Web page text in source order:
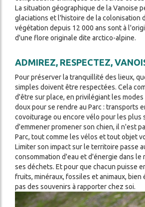
La situation géographique de la Vanoise
glaciations et l'histoire de la colonisation
végétation depuis 12 000 ans sont à
d'une flore originale dite arctico-alpine.
ADMIREZ, RESPECTEZ,
Pour préserver la tranquillité des lieux,
simples doivent être respectées. Cela
d'être sur place, en privilégiant les
doux pour se rendre au Parc : transports
covoiturage ou encore vélo pour les plus
d'emmener promener son chien, il n'est
Parc, tout comme les vélos et tout objet
Limiter son impact sur le territoire passe
consommation d'eau et d'énergie dans
ses déchets. Et pour que chacun puisse
fruits, minéraux, fossiles et animaux, bien
pas des souvenirs à rapporter chez soi.
Image